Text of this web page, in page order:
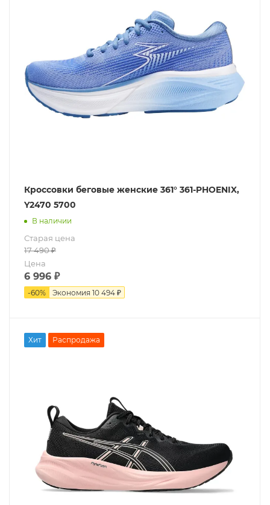
Кроссовки беговые женские 361° 361-PHOENIX,
Y2470 5700
В наличии
Старая цена
17 490₽
Цена
6 996 ₽
-60% Экономия 10 494 ₽
Хит Распродажа